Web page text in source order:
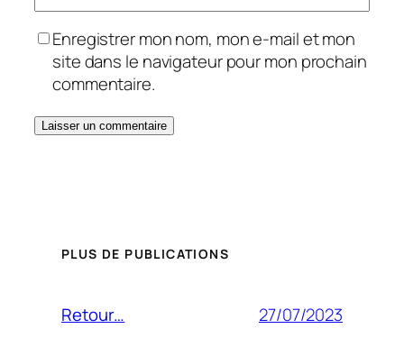
Enregistrer mon nom, mon e-mail et mon
site dans le navigateur pour mon prochain
commentaire.
PLUS DE PUBLICATIONS
Retour… 27/07/2023